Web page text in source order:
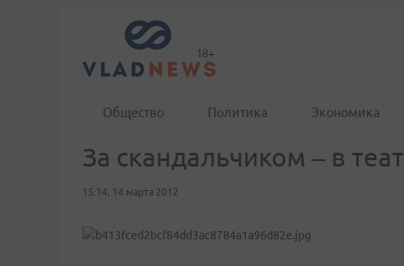
Общество Политика Экономика
За скандальчиком – в
15:14, 14 марта 2012